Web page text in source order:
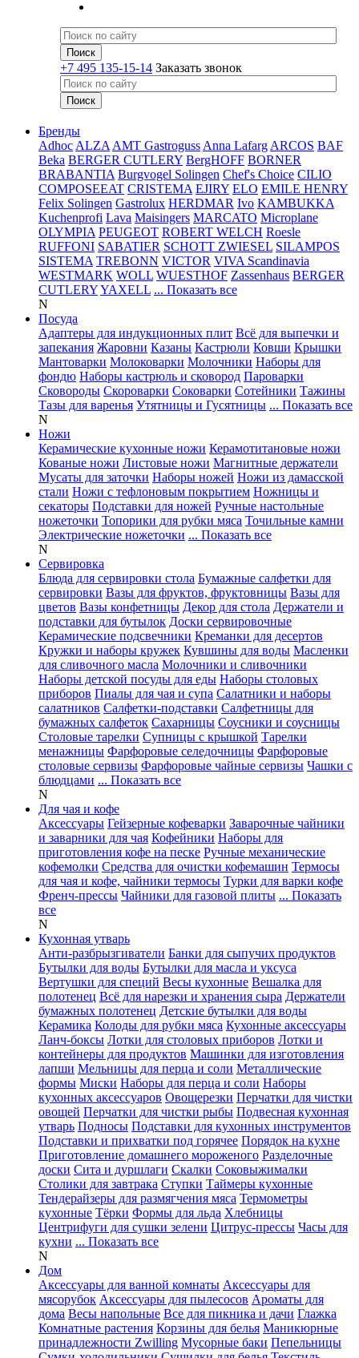
+7 495 135-15-14 Заказать звонок
Бренды
Adhoc ALZA AMT Gastroguss Anna Lafarg ARCOS BAF
Beka BERGER CUTLERY BergHOFF BORNER
BRABANTIA Burgvogel Solingen Chef's Choice CILIO
COMPOSEEAT CRISTEMA EJIRY ELO EMILE HENRY
Felix Solingen Gastrolux HERDMAR Ivo KAMBUKKA
Kuchenprofi Lava Maisingers MARCATO Microplane
OLYMPIA PEUGEOT ROBERT WELCH Roesle
RUFFONI SABATIER SCHOTT ZWIESEL SILAMPOS
SISTEMA TREBONN VICTOR VIVA Scandinavia
WESTMARK WOLL WUESTHOF Zassenhaus BERGER
CUTLERYYAXELL ... Показать все
N
Посуда
Адаптеры для индукционных плит Всё для выпечки и
запекания Жаровни Казаны Кастрюли Ковши Крышки
Мантоварки Молоковарки Молочники Наборы для
фондю Наборы кастрюль и сковород Пароварки
Сковороды Скороварки Соковарки Сотейники Тажины
Тазы для варенья Утятницы и Гусятницы ... Показать все
N
Ножи
Керамические кухонные ножи Керамотитановые ножи
Кованые ножи Листовые ножи Магнитные держатели
Мусаты для заточки Наборы ножей Ножи из дамасской
стали Ножи с тефлоновым покрытием Ножницы и
секаторы Подставки для ножей Ручные настольные
ножеточки Топорики для рубки мяса Точильные камни
Электрические ножеточки ... Показать все
N
Сервировка
Блюда для сервировки стола Бумажные салфетки для
сервировки Вазы для фруктов, фруктовницы Вазы для
цветов Вазы конфетницы Декор для стола Держатели и
подставки для бутылок Доски сервировочные
Керамические подсвечники Креманки для десертов
Кружки и наборы кружек Кувшины для воды Масленки
для сливочного масла Молочники и сливочники
Наборы детской посуды для еды Наборы столовых
приборов Пиалы для чая и супа Салатники и наборы
салатников Салфетки-подставки Салфетницы для
бумажных салфеток Сахарницы Соусники и соусницы
Столовые тарелки Супницы с крышкой Тарелки
менажницы Фарфоровые селедочницы Фарфоровые
столовые сервизы Фарфоровые чайные сервизы Чашки с
блюдцами ... Показать все
N
Для чая и кофе
Аксессуары Гейзерные кофеварки Заварочные чайники
и заварники для чая Кофейники Наборы для
приготовления кофе на песке Ручные механические
кофемолки Средства для очистки кофемашин Термосы
для чая и кофе, чайники термосы Турки для варки кофе
Френч-прессы Чайники для газовой плиты ... Показать
все
N
Кухонная утварь
Анти-разбрызгиватели Банки для сыпучих продуктов
Бутылки для воды Бутылки для масла и уксуса
Вертушки для специй Весы кухонные Вешалка для
полотенец Всё для нарезки и хранения сыра Держатели
бумажных полотенец Детские бутылки для воды
Керамика Колоды для рубки мяса Кухонные аксессуары
Ланч-боксы Лотки для столовых приборов Лотки и
контейнеры для продуктов Машинки для изготовления
лапши Мельницы для перца и соли Металлические
формы Миски Наборы для перца и соли Наборы
кухонных аксессуаров Овощерезки Перчатки для чистки
овощей Перчатки для чистки рыбы Подвесная кухонная
утварь Подносы Подставки для кухонных инструментов
Подставки и прихватки под горячее Порядок на кухне
Приготовление домашнего мороженого Разделочные
доски Сита и дуршлаги Скалки Соковыжималки
Столики для завтрака Ступки Таймеры кухонные
Тендерайзеры для размягчения мяса Термометры
кухонные Тёрки Формы для льда Хлебницы
Центрифуги для сушки зелени Цитрус-прессы Часы для
кухни ... Показать все
N
Дом
Аксессуары для ванной комнаты Аксессуары для
мясорубок Аксессуары для пылесосов Ароматы для
дома Весы напольные Все для пикника и дачи Глажка
Комнатные растения Корзины для белья Маникюрные
принадлежности Zwilling Мусорные баки Пепельницы